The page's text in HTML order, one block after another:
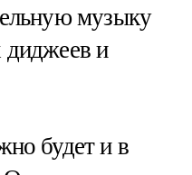
музыку
диджеев и
будет и в